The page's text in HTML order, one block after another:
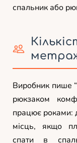
спальник або
Виробник пише
рюкзаком
працює роками:
місць, якщо
спати в